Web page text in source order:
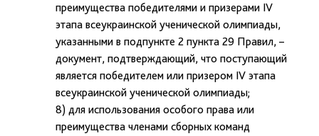
преимущества победителями и призерами IV
этапа всеукраинской ученической олимпиады,
указанными в подпункте 2 пункта 29 Правил, –
документ, подтверждающий, что поступающий
является победителем или призером IV этапа
всеукраинской ученической олимпиады;
8) для использования особого права или
преимущества членами сборных команд